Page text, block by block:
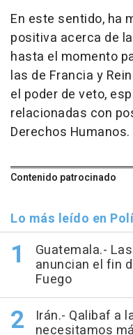
En este sentido, ha
positiva acerca de
hasta el momento
las de Francia y
el poder de veto,
relacionadas con
Derechos Humanos.
Contenido patrocinado
Lo más leído en
Guatemala.-
anuncian el fin
Fuego
Irán.- Qalibaf a
necesitamos